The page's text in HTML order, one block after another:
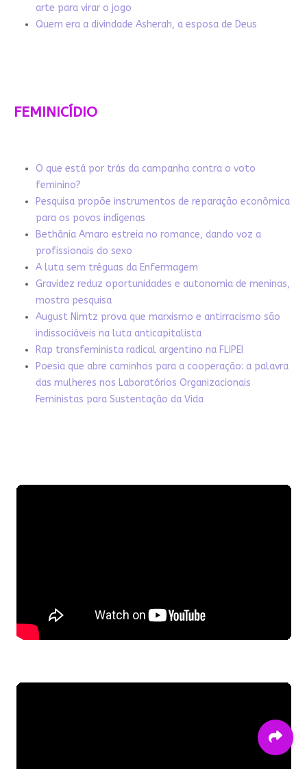
arte para virar o jogo
Quem era a divindade Asherah, a esposa de Deus
FEMINICÍDIO
O que está por trás da campanha contra o voto
feminino?
Pesquisa propõe instrumentos de reparação econômica
para os povos indígenas
Bethânia Amaro estreia no romance, dando voz a
profissionais do sexo
A luta sem tréguas da Enfermagem
Gravidez reduz oportunidades e autonomia de meninas,
mostra pesquisa
August Nimtz prova que marxismo e antirracismo são
indissociáveis na luta anticapitalista
Rap transfeminista radical argentino na FLIPEI
Poesia que abre caminhos para a cooperação: a palavra
das mulheres nos Laboratórios Organizacionais
Feministas para Sustentação da Vida